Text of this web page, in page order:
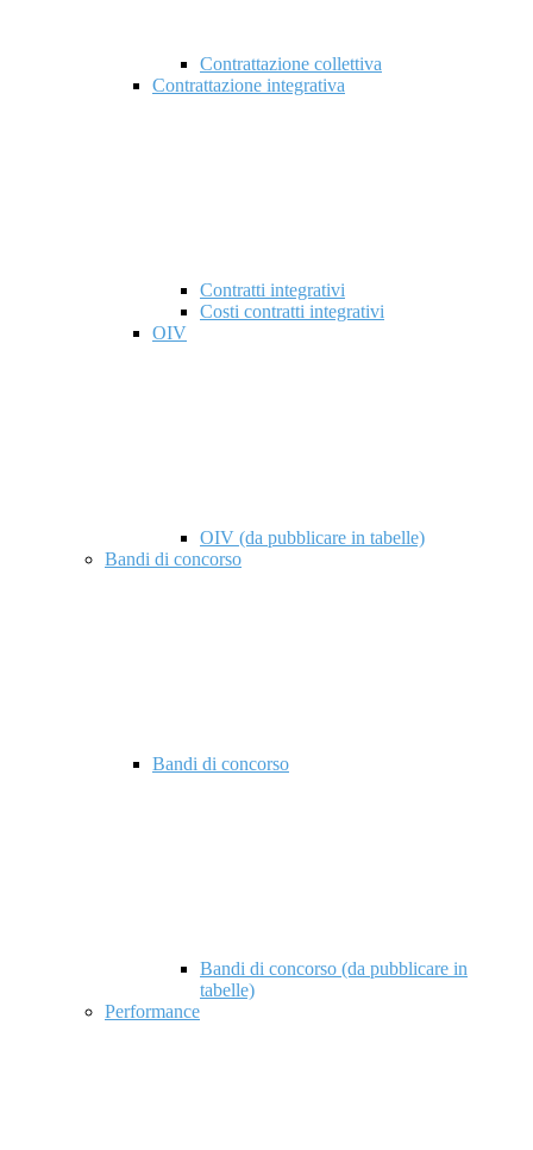
Contrattazione collettiva
Contrattazione integrativa
Contratti integrativi
Costi contratti integrativi
OIV
OIV (da pubblicare in tabelle)
Bandi di concorso
Bandi di concorso
Bandi di concorso (da pubblicare in
tabelle)
Performance